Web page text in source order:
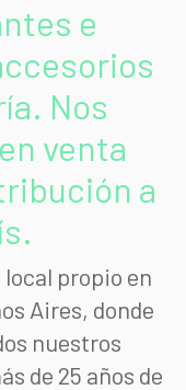
e
Nos
venta
a
propio en
Aires, donde
nuestros
de 25 años de